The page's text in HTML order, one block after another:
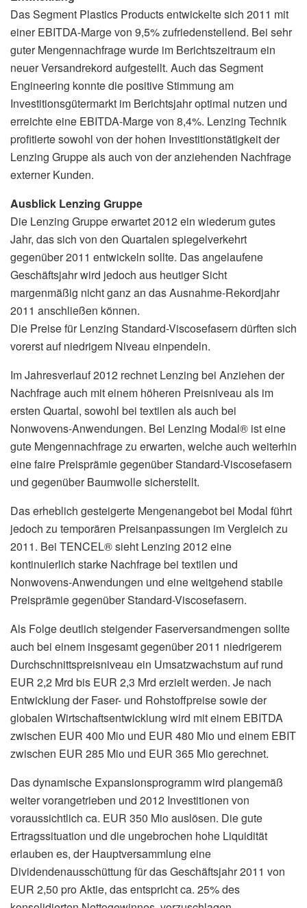
Das Segment Plastics Products entwickelte sich 2011 mit
einer EBITDA-Marge von 9,5% zufriedenstellend. Bei sehr
guter Mengennachfrage wurde im Berichtszeitraum ein
neuer Versandrekord aufgestellt. Auch das Segment
Engineering konnte die positive Stimmung am
Investitionsgütermarkt im Berichtsjahr optimal nutzen und
erreichte eine EBITDA-Marge von 8,4%. Lenzing Technik
profitierte sowohl von der hohen Investitionstätigkeit der
Lenzing Gruppe als auch von der anziehenden Nachfrage
externer Kunden.
Ausblick Lenzing Gruppe
Die Lenzing Gruppe erwartet 2012 ein wiederum gutes
Jahr, das sich von den Quartalen spiegelverkehrt
gegenüber 2011 entwickeln sollte. Das angelaufene
Geschäftsjahr wird jedoch aus heutiger Sicht
margenmäßig nicht ganz an das Ausnahme-Rekordjahr
2011 anschließen können.
Die Preise für Lenzing Standard-Viscosefasern dürften sich
vorerst auf niedrigem Niveau einpendeln.
Im Jahresverlauf 2012 rechnet Lenzing bei Anziehen der
Nachfrage auch mit einem höheren Preisniveau als im
ersten Quartal, sowohl bei textilen als auch bei
Nonwovens-Anwendungen. Bei Lenzing Modal® ist eine
gute Mengennachfrage zu erwarten, welche auch weiterhin
eine faire Preisprämie gegenüber Standard-Viscosefasern
und gegenüber Baumwolle sicherstellt.
Das erheblich gesteigerte Mengenangebot bei Modal führt
jedoch zu temporären Preisanpassungen im Vergleich zu
2011. Bei TENCEL® sieht Lenzing 2012 eine
kontinuierlich starke Nachfrage bei textilen und
Nonwovens-Anwendungen und eine weitgehend stabile
Preisprämie gegenüber Standard-Viscosefasern.
Als Folge deutlich steigender Faserversandmengen sollte
auch bei einem insgesamt gegenüber 2011 niedrigerem
Durchschnittspreisniveau ein Umsatzwachstum auf rund
EUR 2,2 Mrd bis EUR 2,3 Mrd erzielt werden. Je nach
Entwicklung der Faser- und Rohstoffpreise sowie der
globalen Wirtschaftsentwicklung wird mit einem EBITDA
zwischen EUR 400 Mio und EUR 480 Mio und einem EBIT
zwischen EUR 285 Mio und EUR 365 Mio gerechnet.
Das dynamische Expansionsprogramm wird plangemäß
weiter vorangetrieben und 2012 Investitionen von
voraussichtlich ca. EUR 350 Mio auslösen. Die gute
Ertragssituation und die ungebrochen hohe Liquidität
erlauben es, der Hauptversammlung eine
Dividendenausschüttung für das Geschäftsjahr 2011 von
EUR 2,50 pro Aktie, das entspricht ca. 25% des